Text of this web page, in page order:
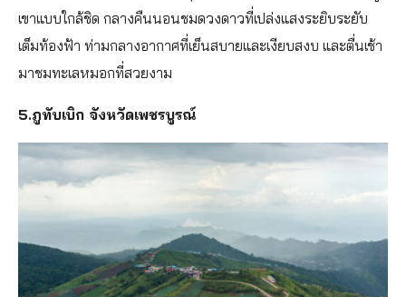
เขาแบบใกล้ชิด กลางคืนนอนชมดวงดาวที่เปล่งแสงระยิบระยับ
เต็มท้องฟ้า ท่ามกลางอากาศที่เย็นสบายและเงียบสงบ และตื่นเช้า
มาชมทะเลหมอกที่สวยงาม
5.ภูทับเบิก จังหวัดเพชรบูรณ์